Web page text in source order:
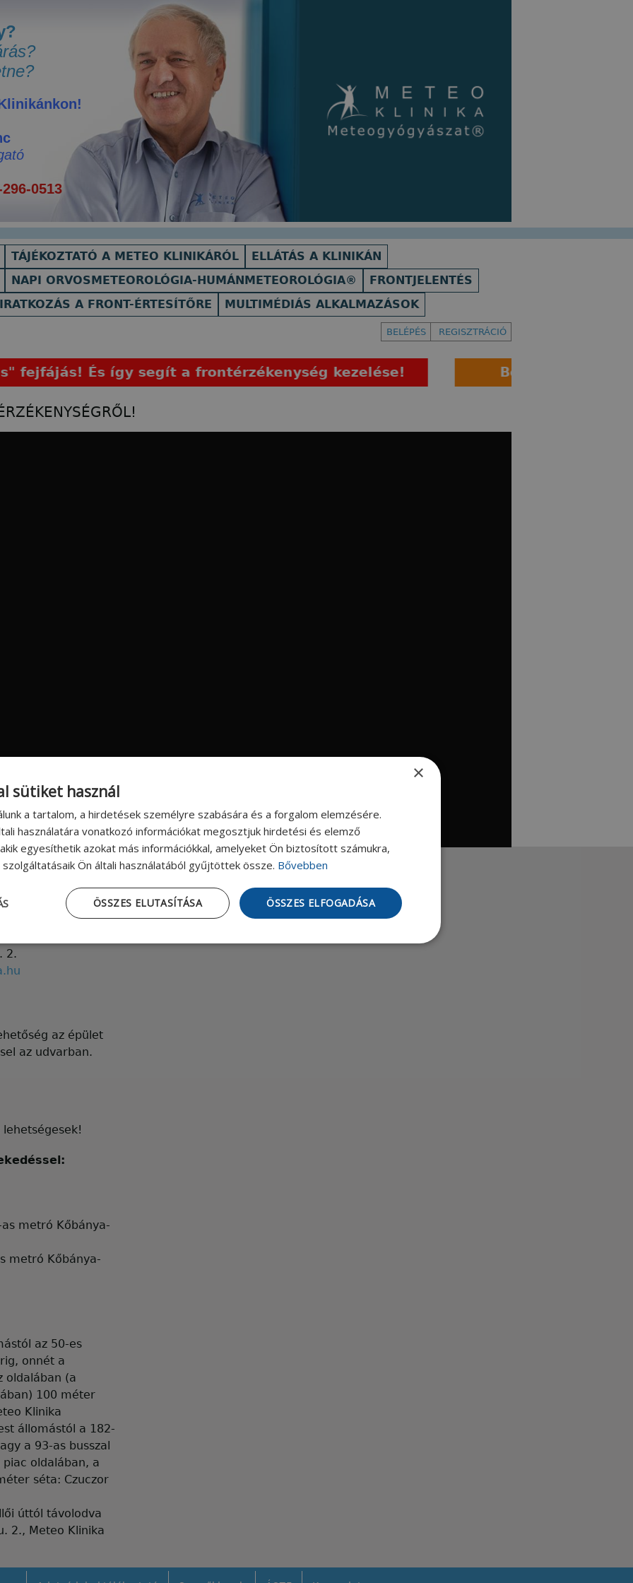
0513
TÁJÉKOZTATÓ A METEO KLINIKÁRÓL
ELLÁTÁS A KLINIKÁN
NAPI ORVOSMETEOROLÓGIA-HUMÁNMETEOROLÓGIA®
FRONTJELENTÉS
A FRONT-ÉRTESÍTŐRE MULTIMÉDIÁS ALKALMAZÁSOK
BELÉPÉS REGISZTRÁCIÓ
És így segít a frontérzékenység kezelése! Bejelentkezés
06 1 296 0513
2.
az épület
az udvarban.
metró Kőbánya-
metró Kőbánya-
az 50-es
onnét a
oldalában (a
100 méter
Klinika
állomástól a 182-
a 93-as busszal
oldalában, a
séta: Czuczor
úttól távolodva
2., Meteo Klinika
×
sütiket használ
a tartalom, a hirdetések személyre szabására és a forgalom elemzésére.
használatára vonatkozó információkat megosztjuk hirdetési és elemző
egyesíthetik azokat más információkkal, amelyeket Ön biztosított számukra,
Ön általi használatából gyűjtöttek össze. Bővebben
ÖSSZES ELFOGADÁSA
ÖSSZES ELUTASÍTÁSA